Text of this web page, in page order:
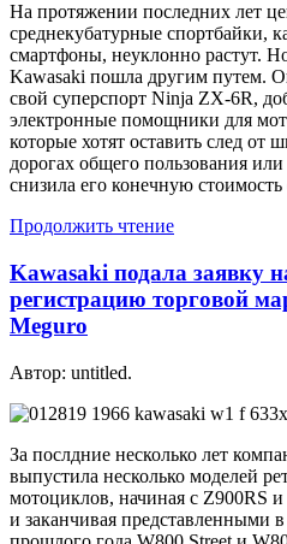
На протяжении последних лет
среднекубатурные спортбайки,
смартфоны, неуклонно растут.
Kawasaki пошла другим путем.
свой суперспорт Ninja ZX-6R,
электронные помощники для
которые хотят оставить след от
дорогах общего пользования или
снизила его конечную стоимость
Продолжить чтение
Kawasaki подала заявку
регистрацию торговой
Meguro
Автор: untitled.
За послдние несколько лет
выпустила несколько моделей
мотоциклов, начиная с Z900RS
и заканчивая представленными